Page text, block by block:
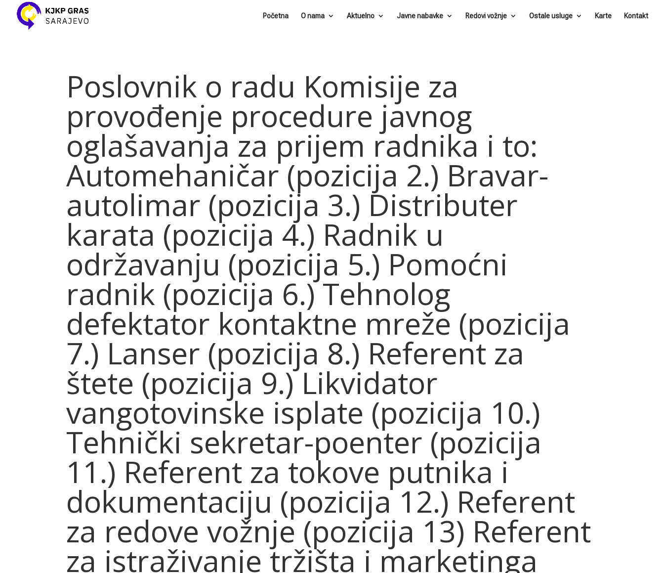
Početna O nama Aktuelno Javne nabavke Redovi vožnje Ostale usluge Karte Kontakt
Poslovnik o radu Komisije za
provođenje procedure javnog
oglašavanja za prijem radnika i to:
Automehaničar (pozicija 2.) Bravar-
autolimar (pozicija 3.) Distributer
karata (pozicija 4.) Radnik u
održavanju (pozicija 5.) Pomoćni
radnik (pozicija 6.) Tehnolog
defektator kontaktne mreže (pozicija
7.) Lanser (pozicija 8.) Referent za
štete (pozicija 9.) Likvidator
vangotovinske isplate (pozicija 10.)
Tehnički sekretar-poenter (pozicija
11.) Referent za tokove putnika i
dokumentaciju (pozicija 12.) Referent
za redove vožnje (pozicija 13) Referent
za istraživanje tržišta i marketinga